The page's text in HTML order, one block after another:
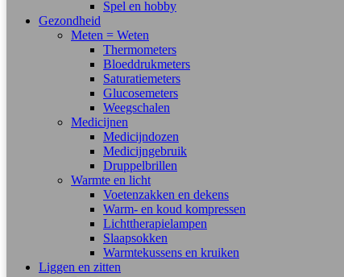
Spel en hobby
Gezondheid
Meten = Weten
Thermometers
Bloeddrukmeters
Saturatiemeters
Glucosemeters
Weegschalen
Medicijnen
Medicijndozen
Medicijngebruik
Druppelbrillen
Warmte en licht
Voetenzakken en dekens
Warm- en koud kompressen
Lichttherapielampen
Slaapsokken
Warmtekussens en kruiken
Liggen en zitten